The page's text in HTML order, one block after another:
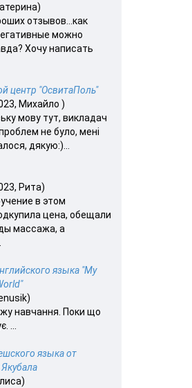
отзывов…как
можно
Хочу написать
центр "ОсвитаПоль"
Михайло )
мову тут, викладач
не було, мені
дякую:)...
Рита)
в этом
цена, обещали
массажа, а
языка "My
навчання. Поки що
...
языка от